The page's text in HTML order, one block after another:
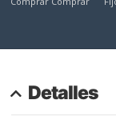
Detalles